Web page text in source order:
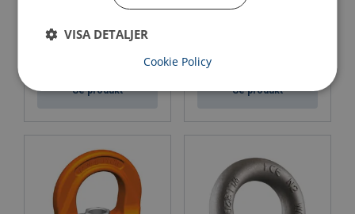
Se produkt
Lyftögla FE SEB UP
Se produkt
VISA DETALJER
Cookie Policy